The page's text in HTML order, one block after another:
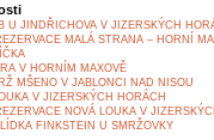
U JINDŘICHOVA V JIZERSKÝCH
MALÁ STRANA – HORNÍ
V HORNÍM MAXOVĚ
MŠENO V JABLONCI NAD NISOU
V JIZERSKÝCH HORÁCH
NOVÁ LOUKA V
FINKSTEIN U SMRŽOVKY